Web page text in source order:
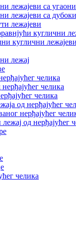
лежајеви са
лежајеви са
лежајеви
куглични
куглични лежајеви
лежај
челика
челика
челика
од нерђајућег
нерђајућег
од нерђајућег
челика